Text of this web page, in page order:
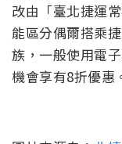
改由「臺北捷運
能區分偶爾搭乘
族，一般使用電
機會享有8折優惠